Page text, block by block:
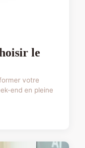
le
votre
end en pleine